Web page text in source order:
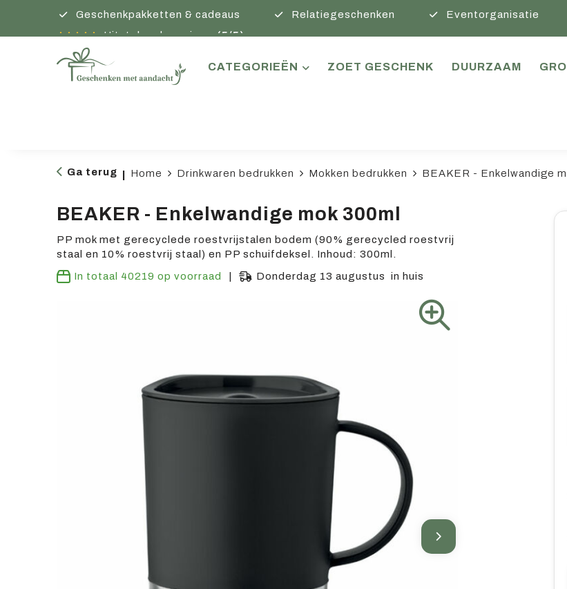
Geschenkpakketten & cadeaus Relatiegeschenken Eventorganisatie
Uitstekende reviews(5/5)
CATEGORIEËN ZOET GESCHENK DUURZAAM
Ga terug Home Drinkwaren bedrukken Mokken bedrukken BEAKER - Enkelwandige
BEAKER - Enkelwandige mok 300ml
PP mok met gerecyclede roestvrijstalen bodem (90% gerecycled roestvrij
staal en 10% roestvrij staal) en PP schuifdeksel. Inhoud: 300ml.
In totaal 40219 op voorraad Donderdag 13 augustus in huis